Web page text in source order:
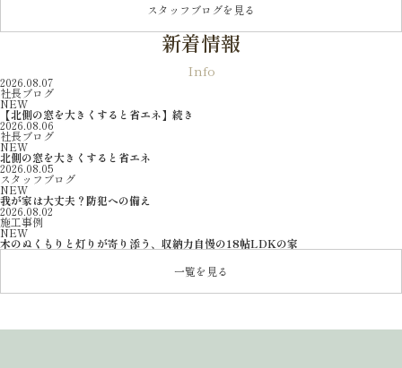
スタッフブログを見る
新着情報
Info
2026.08.07
社長ブログ
NEW
【北側の窓を大きくすると省エネ】続き
2026.08.06
社長ブログ
NEW
北側の窓を大きくすると省エネ
2026.08.05
スタッフブログ
NEW
我が家は大丈夫？防犯への備え
2026.08.02
施工事例
NEW
木のぬくもりと灯りが寄り添う、収納力自慢の18帖LDKの家
一覧を見る